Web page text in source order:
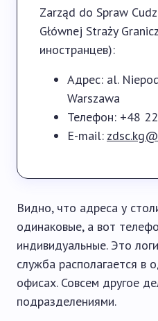
Zarząd do Spraw
Głównej Straży
иностранцев):
Адрес: al.
Warszawa
Телефон: +48
E-mail:
Видно, что адреса у
одинаковые, а вот
индивидуальные. Это
служба располагается в
офисах. Совсем другое
подразделениями.